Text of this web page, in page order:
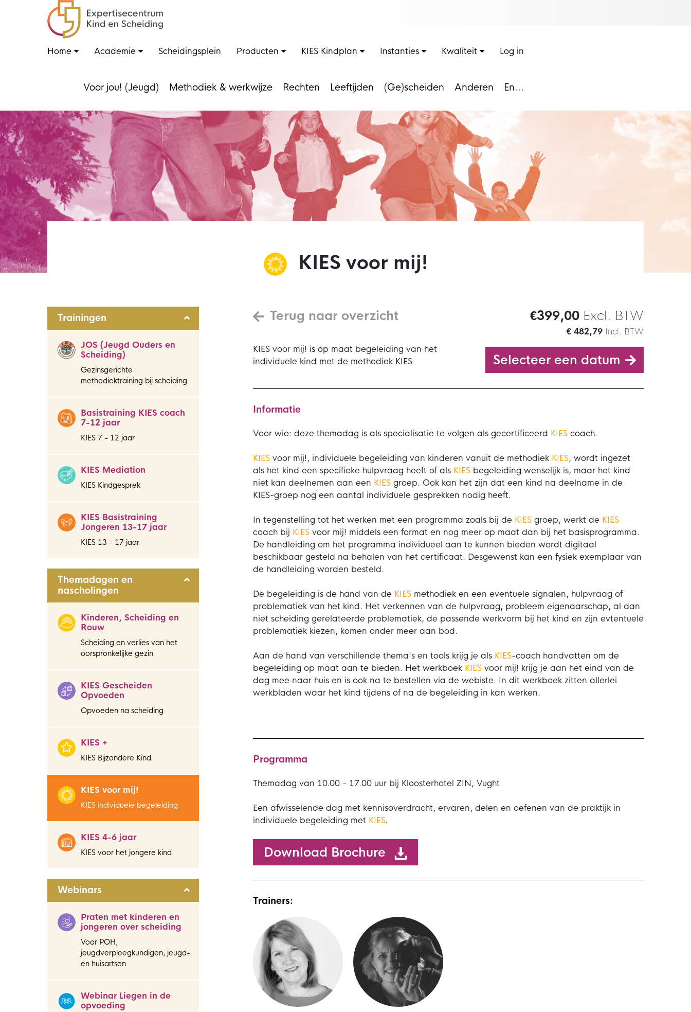
Home Academie Scheidingsplein Producten KIES Kindplan Instanties Kwaliteit Log in
Voor jou! (Jeugd) Methodiek & werkwijze Rechten Leeftijden (Ge)scheiden Anderen En...
KIES voor mij!
Trainingen
JOS (Jeugd Ouders en
Scheiding)
Gezinsgerichte
methodiektraining bij scheiding
Basistraining KIES coach
7-12 jaar
KIES 7 - 12 jaar
KIES Mediation
KIES Kindgesprek
KIES Basistraining
Jongeren 13-17 jaar
KIES 13 - 17 jaar
Themadagen en
nascholingen
Kinderen, Scheiding en
Rouw
Scheiding en verlies van het
oorspronkelijke gezin
KIES Gescheiden
Opvoeden
Opvoeden na scheiding
KIES +
KIES Bijzondere Kind
KIES voor mij!
KIES individuele begeleiding
KIES 4-6 jaar
KIES voor het jongere kind
Webinars
Praten met kinderen en
jongeren over scheiding
Voor POH,
jeugdverpleegkundigen, jeugd-
en huisartsen
Webinar Liegen in de
opvoeding
Terug naar overzicht
KIES voor mij! is op maat begeleiding van het
individuele kind met de methodiek KIES
€399,00 Excl. BTW
€ 482,79 Incl. BTW
Selecteer een datum
Informatie
Voor wie: deze themadag is als specialisatie te volgen als gecertificeerd KIES coach.
KIES voor mij!, individuele begeleiding van kinderen vanuit de methodiek KIES, wordt ingezet
als het kind een specifieke hulpvraag heeft of als KIES begeleiding wenselijk is, maar het kind
niet kan deelnemen aan een KIES groep. Ook kan het zijn dat een kind na deelname in de
KIES-groep nog een aantal individuele gesprekken nodig heeft.
In tegenstelling tot het werken met een programma zoals bij de KIES groep, werkt de KIES
coach bij KIES voor mij! middels een format en nog meer op maat dan bij het basisprogramma.
De handleiding om het programma individueel aan te kunnen bieden wordt digitaal
beschikbaar gesteld na behalen van het certificaat. Desgewenst kan een fysiek exemplaar van
de handleiding worden besteld.
De begeleiding is de hand van de KIES methodiek en een eventuele signalen, hulpvraag of
problematiek van het kind. Het verkennen van de hulpvraag, probleem eigenaarschap, al dan
niet scheiding gerelateerde problematiek, de passende werkvorm bij het kind en zijn evtentuele
problematiek kiezen, komen onder meer aan bod.
Aan de hand van verschillende thema's en tools krijg je als KIES-coach handvatten om de
begeleiding op maat aan te bieden. Het werkboek KIES voor mij! krijg je aan het eind van de
dag mee naar huis en is ook na te bestellen via de webiste. In dit werkboek zitten allerlei
werkbladen waar het kind tijdens of na de begeleiding in kan werken.
Programma
Themadag van 10.00 - 17.00 uur bij Kloosterhotel ZIN, Vught
Een afwisselende dag met kennisoverdracht, ervaren, delen en oefenen van de praktijk in
individuele begeleiding met KIES.
Download Brochure
Trainers: